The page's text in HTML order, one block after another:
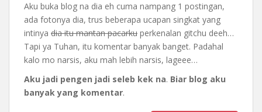
Aku buka blog na dia eh cuma nampang 1 postingan,
ada fotonya dia, trus beberapa ucapan singkat yang
intinya dia itu mantan pacarku perkenalan gitchu deeh…
Tapi ya Tuhan, itu komentar banyak banget. Padahal
kalo mo narsis, aku mah lebih narsis, lageee…
Aku jadi pengen jadi seleb kek na. Biar blog aku
banyak yang komentar.